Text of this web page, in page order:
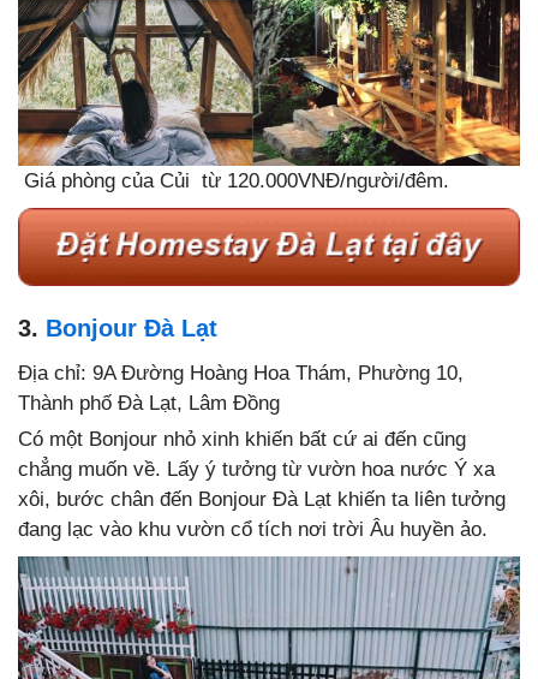
Giá phòng của Củi từ 120.000VNĐ/người/đêm.
3. Bonjour Đà Lạt
Địa chỉ: 9A Đường Hoàng Hoa Thám, Phường 10,
Thành phố Đà Lạt, Lâm Đồng
Có một Bonjour nhỏ xinh khiến bất cứ ai đến cũng
chẳng muốn về. Lấy ý tưởng từ vườn hoa nước Ý xa
xôi, bước chân đến Bonjour Đà Lạt khiến ta liên tưởng
đang lạc vào khu vườn cổ tích nơi trời Âu huyền ảo.